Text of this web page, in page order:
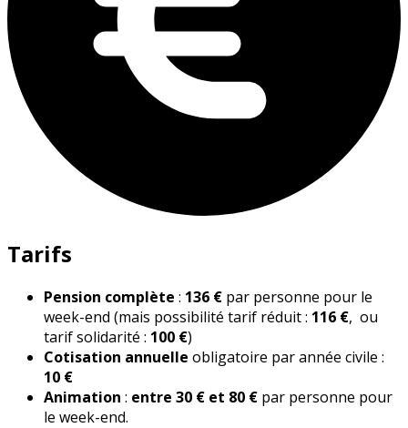
Tarifs
Pension complète : 136 € par personne pour le
week-end (mais possibilité tarif réduit : 116 €, ou
tarif solidarité : 100 €)
Cotisation annuelle obligatoire par année civile :
10 €
Animation : entre 30 € et 80 € par personne pour
le week-end.